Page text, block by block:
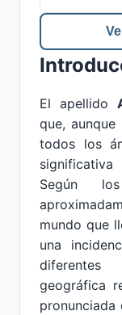
El apellido
que,
todos los
Según
mundo que
una
geográfica
pronunciada